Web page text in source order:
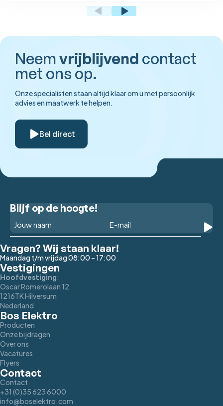
Neemvrijblijvend contact
met ons op.
Onze specialisten staan altijd klaar om u met persoonlijk
advies en maatwerk te helpen.
Bel direct
Blijf op de hoogte!
Vragen? Wij staan klaar!
Maandag t/m vrijdag 08:00 – 17:00
Vestigingen
Hoofdvestiging:
Oscar Romerolaan 12
1216TK Hilversum
Nederland
Bos Elektro
Producten
Onze bijdragen
Over ons
Vacatures
Flyers
Contact
Contact
+31 (0)35 623 6000
info@boselektro.com